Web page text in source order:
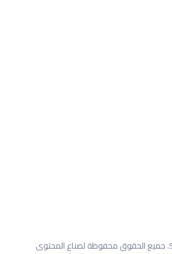
جميع الحقوق محفوظة لصناع المحتوى